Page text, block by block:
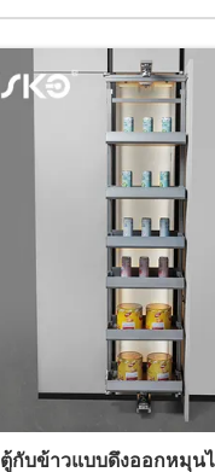
ตู้กับข้าวแบบดึงออกหมุนไ